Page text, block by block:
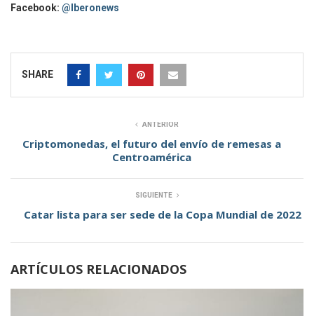
Facebook: @Iberonews
SHARE
ANTERIOR
Criptomonedas, el futuro del envío de remesas a
Centroamérica
SIGUIENTE
Catar lista para ser sede de la Copa Mundial de 2022
ARTÍCULOS RELACIONADOS